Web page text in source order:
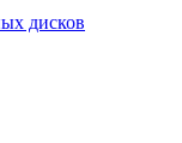
дисков